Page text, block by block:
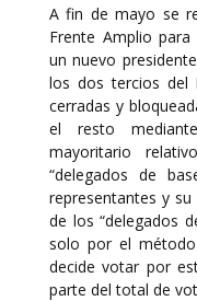
A fin de mayo se
Frente Amplio
un nuevo
los dos tercios del
cerradas y
el resto
mayoritario
“delegados de
representantes y
de los “delegados
solo por el
decide votar por
parte del total de